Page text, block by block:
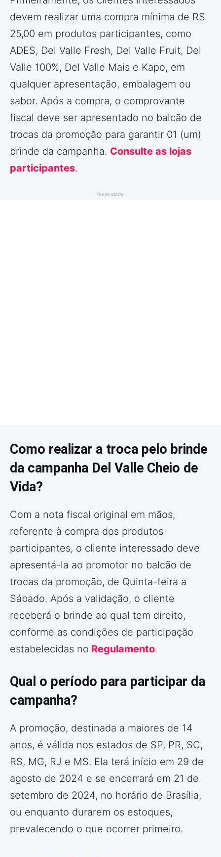
devem realizar uma compra mínima de R$
25,00 em produtos participantes, como
ADES, Del Valle Fresh, Del Valle Fruit, Del
Valle 100%, Del Valle Mais e Kapo, em
qualquer apresentação, embalagem ou
sabor. Após a compra, o comprovante
fiscal deve ser apresentado no balcão de
trocas da promoção para garantir 01 (um)
brinde da campanha. Consulte as lojas
participantes.
Publicidade
Como realizar a troca pelo brinde
da campanha Del Valle Cheio de
Vida?
Com a nota fiscal original em mãos,
referente à compra dos produtos
participantes, o cliente interessado deve
apresentá-la ao promotor no balcão de
trocas da promoção, de Quinta-feira a
Sábado. Após a validação, o cliente
receberá o brinde ao qual tem direito,
conforme as condições de participação
estabelecidas no Regulamento.
Qual o período para participar da
campanha?
A promoção, destinada a maiores de 14
anos, é válida nos estados de SP, PR, SC,
RS, MG, RJ e MS. Ela terá início em 29 de
agosto de 2024 e se encerrará em 21 de
setembro de 2024, no horário de Brasília,
ou enquanto durarem os estoques,
prevalecendo o que ocorrer primeiro.